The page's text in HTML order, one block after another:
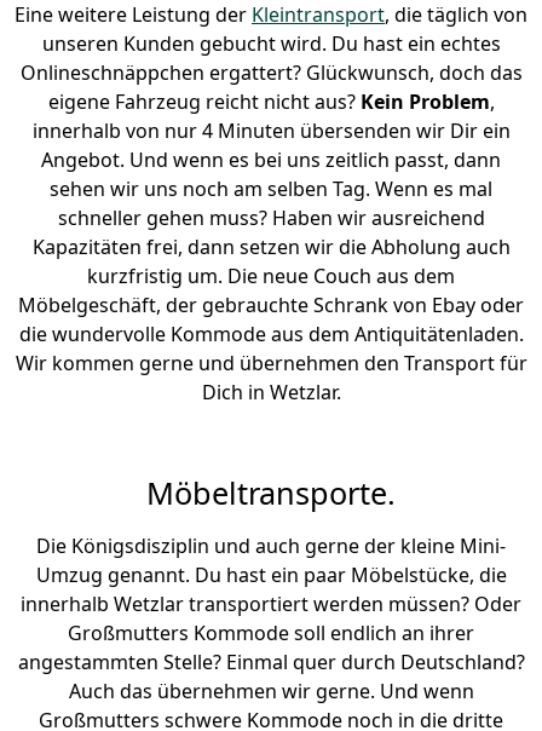
Eine weitere Leistung der Kleintransport, die täglich von
unseren Kunden gebucht wird. Du hast ein echtes
Onlineschnäppchen ergattert? Glückwunsch, doch das
eigene Fahrzeug reicht nicht aus? Kein Problem,
innerhalb von nur 4 Minuten übersenden wir Dir ein
Angebot. Und wenn es bei uns zeitlich passt, dann
sehen wir uns noch am selben Tag. Wenn es mal
schneller gehen muss? Haben wir ausreichend
Kapazitäten frei, dann setzen wir die Abholung auch
kurzfristig um. Die neue Couch aus dem
Möbelgeschäft, der gebrauchte Schrank von Ebay oder
die wundervolle Kommode aus dem Antiquitätenladen.
Wir kommen gerne und übernehmen den Transport für
Dich in Wetzlar.
Möbeltransporte.
Die Königsdisziplin und auch gerne der kleine Mini-
Umzug genannt. Du hast ein paar Möbelstücke, die
innerhalb Wetzlar transportiert werden müssen? Oder
Großmutters Kommode soll endlich an ihrer
angestammten Stelle? Einmal quer durch Deutschland?
Auch das übernehmen wir gerne. Und wenn
Großmutters schwere Kommode noch in die dritte